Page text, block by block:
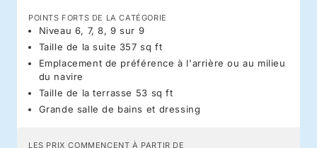
POINTS FORTS DE LA CATÉGORIE
Niveau 6, 7, 8, 9 sur 9
Taille de la suite 357 sq ft
Emplacement de préférence à l'arrière ou au milieu
du navire
Taille de la terrasse 53 sq ft
Grande salle de bains et dressing
LES PRIX COMMENCENT À PARTIR DE